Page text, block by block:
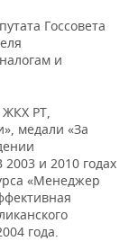
Госсовета
и
ЖКХ РТ,
медали «За
и 2010 годах
«Менеджер
года.